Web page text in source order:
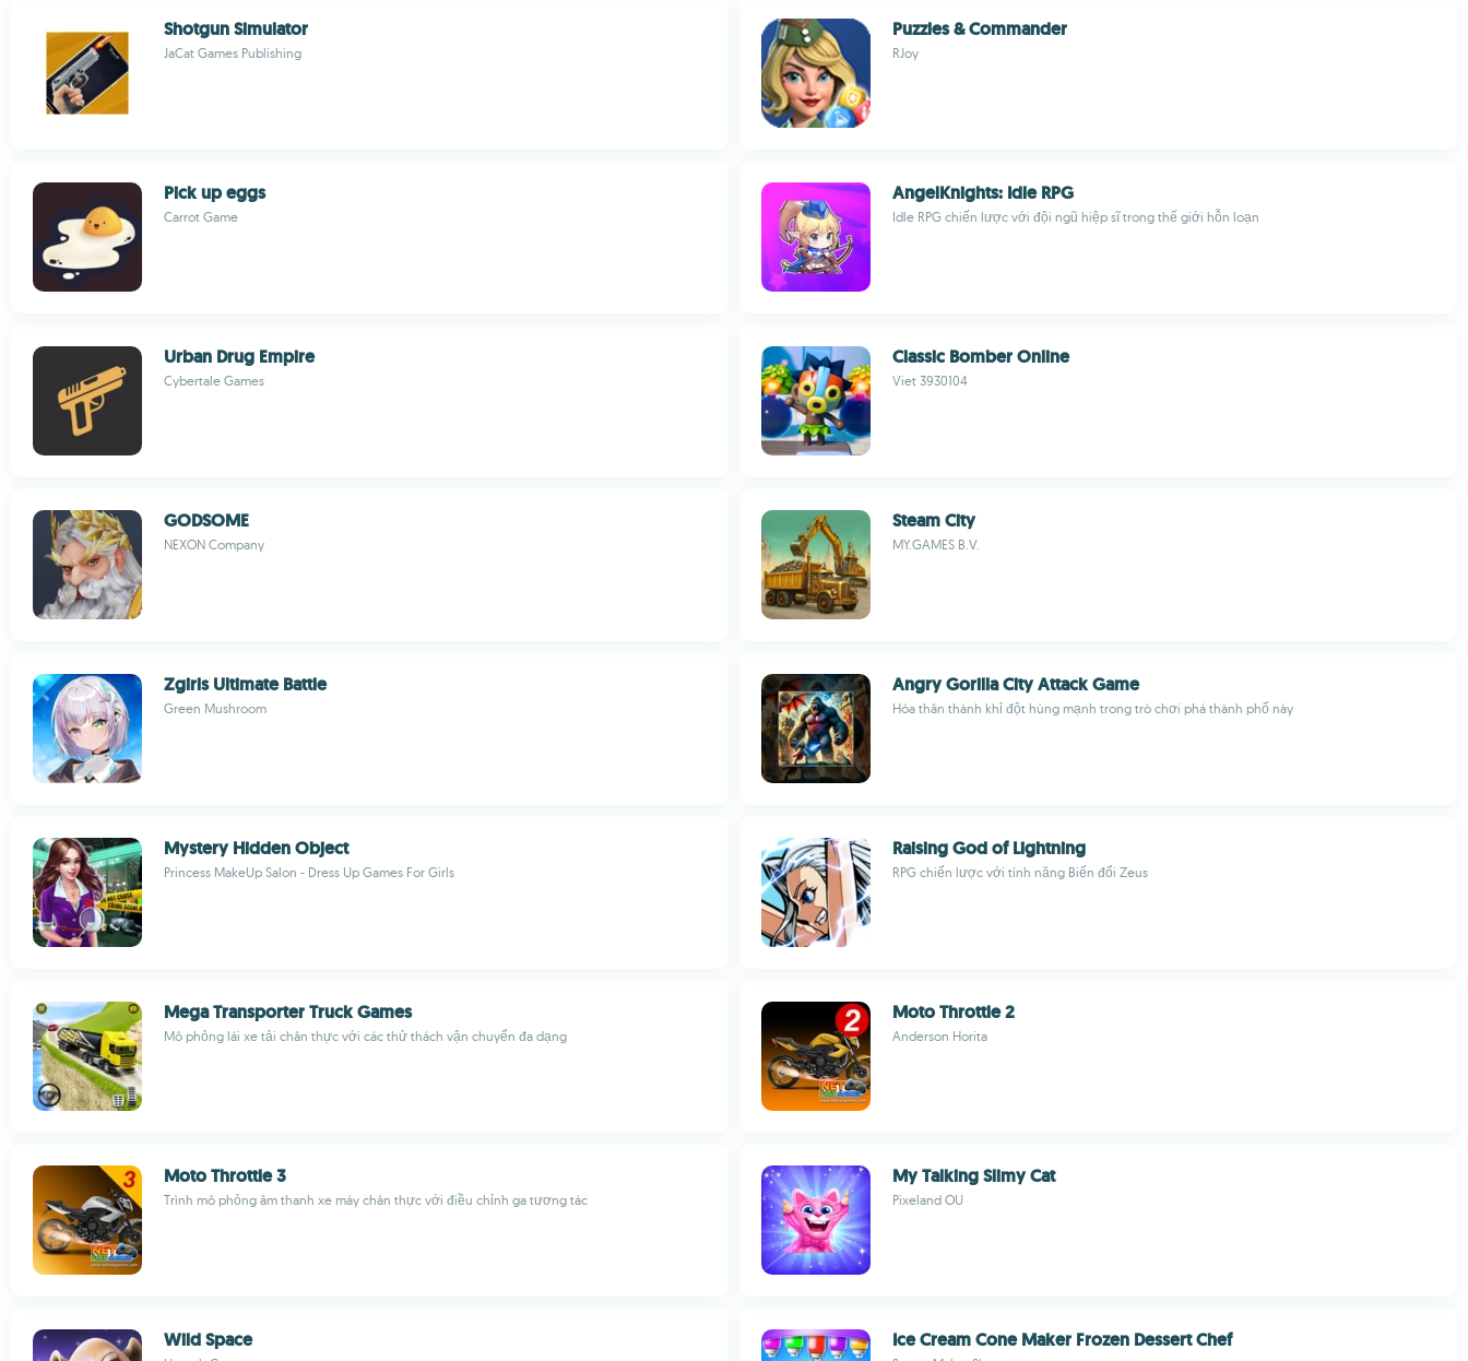
Shotgun Simulator
JaCat Games Publishing
Puzzles & Commander
RJoy
Pick up eggs
Carrot Game
AngelKnights: Idle RPG
Idle RPG chiến lược với đội ngũ hiệp sĩ trong thế giới hỗn loạn
Urban Drug Empire
Cybertale Games
Classic Bomber Online
Viet 3930104
GODSOME
NEXON Company
Steam City
MY.GAMES B.V.
Zgirls Ultimate Battle
Green Mushroom
Angry Gorilla City Attack Game
Hóa thân thành khỉ đột hùng mạnh trong trò chơi phá thành phố này
Mystery Hidden Object
Princess MakeUp Salon - Dress Up Games For Girls
Raising God of Lightning
RPG chiến lược với tính năng Biến đổi Zeus
Mega Transporter Truck Games
Mô phỏng lái xe tải chân thực với các thử thách vận chuyển đa dạng
Moto Throttle 2
Anderson Horita
Moto Throttle 3
Trình mô phỏng âm thanh xe máy chân thực với điều chỉnh ga tương tác
My Talking Slimy Cat
Pixeland OU
Wild Space Ice Cream Cone Maker Frozen Dessert Chef